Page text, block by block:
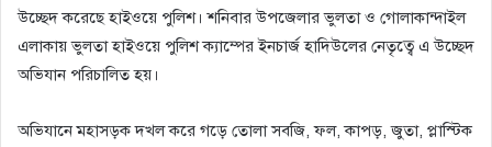
উচ্ছেদ করেছে হাইওয়ে পুলিশ। শনিবার উপজেলার ভুলতা ও গোলাকান্দাইল
এলাকায় ভুলতা হাইওয়ে পুলিশ ক্যাম্পের ইনচার্জ হাদিউলের নেতৃত্বে এ উচ্ছেদ
অভিযান পরিচালিত হয়।
অভিযানে মহাসড়ক দখল করে গড়ে তোলা সবজি, ফল, কাপড়, জুতা, প্লাস্টিক